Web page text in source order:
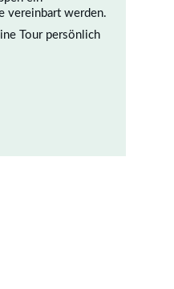
vereinbart werden.
Tour persönlich